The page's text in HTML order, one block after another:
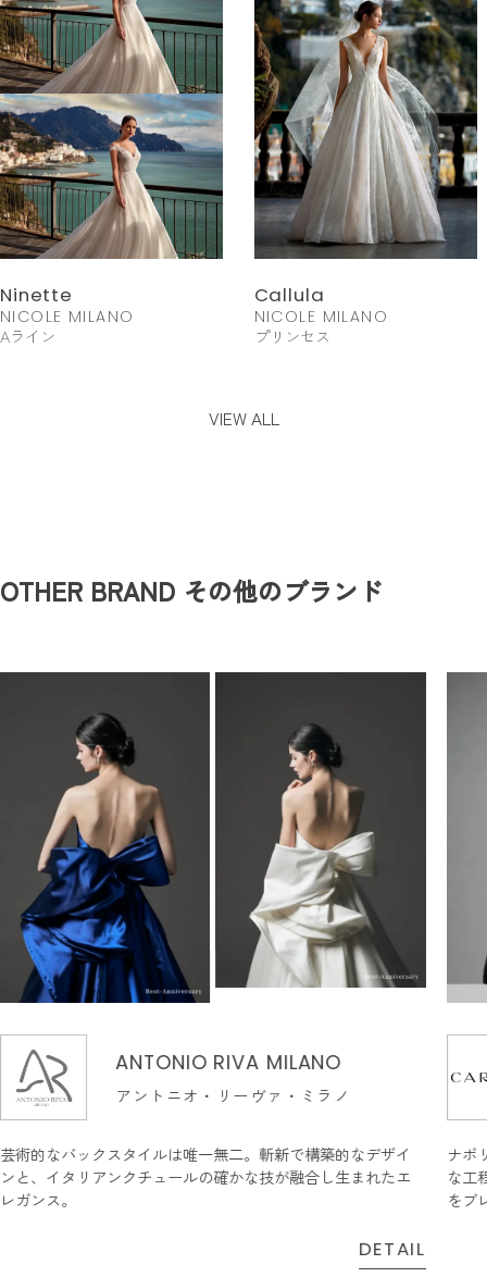
Ninette
NICOLE MILANO
Aライン
Callula
NICOLE MILANO
プリンセス
VIEW ALL
OTHER BRAND その他のブランド
ANTONIO RIVA MILANO
アントニオ・リーヴァ・ミラノ
芸術的なバックスタイルは唯一無二。斬新で構築的なデザイ
ンと、イタリアンクチュールの確かな技が融合し生まれたエ
レガンス。
DETAIL
ナポ
な工
をブ